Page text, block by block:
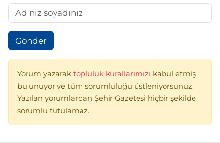
Gönder
Yorum yazarak topluluk kurallarımızı kabul etmiş
bulunuyor ve tüm sorumluluğu üstleniyorsunuz.
Yazılan yorumlardan Şehir Gazetesi hiçbir şekilde
sorumlu tutulamaz.